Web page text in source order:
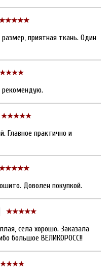
приятная ткань. Один
рекомендую.
Главное практично и
Доволен покупкой.
села хорошо. Заказала
большое ВЕЛИКОРОСС!!